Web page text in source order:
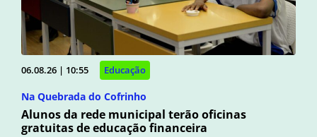
06.08.26 | 10:55 Educação
Na Quebrada do Cofrinho
Alunos da rede municipal terão oficinas
gratuitas de educação financeira